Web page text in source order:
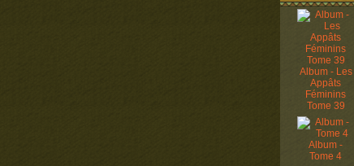
Album - Les
Appâts
Féminins
Tome 39
Album -
Tome 4